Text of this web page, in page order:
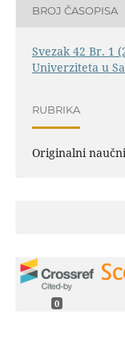
BROJ ČASOPISA
Svezak 42 Br. 1
Univerziteta u
RUBRIKA
Originalni
0